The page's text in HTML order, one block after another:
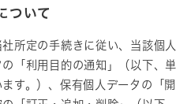
ついて
所定の手続きに従い、当該個人
「利用目的の通知」（以下、単
す。）、保有個人データの「開